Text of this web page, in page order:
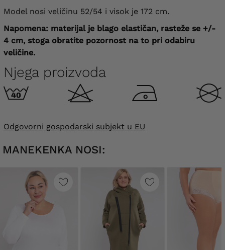
Model nosi veličinu 52/54 i visok je 172 cm.
Napomena: materijal je blago elastičan, rasteže se +/-
4 cm, stoga obratite pozornost na to pri odabiru
veličine.
Njega proizvoda
Odgovorni gospodarski subjekt u EU
MANEKENKA NOSI: